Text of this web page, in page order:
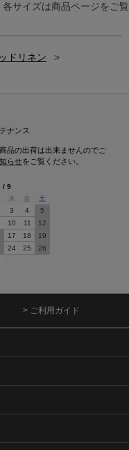
サイズは商品ページをご覧
ドリネン
>
ナンス
品の出荷は出来ませんのでご
らせをご覧ください。
/ 9
木 金
土
3 4
5
10 11
12
17 18
19
24 25
26
> ご利用ガイド